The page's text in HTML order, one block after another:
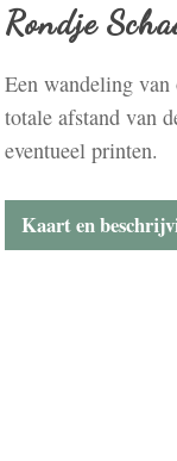
Rondje
Een wandeling van
totale afstand van
eventueel printen.
Kaart en